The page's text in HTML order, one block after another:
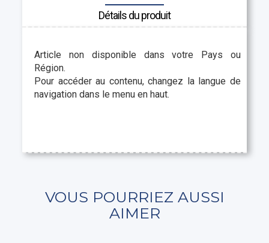
Détails du produit
Article non disponible dans votre Pays ou
Région.
Pour accéder au contenu, changez la langue de
navigation dans le menu en haut.
VOUS POURRIEZ AUSSI
AIMER